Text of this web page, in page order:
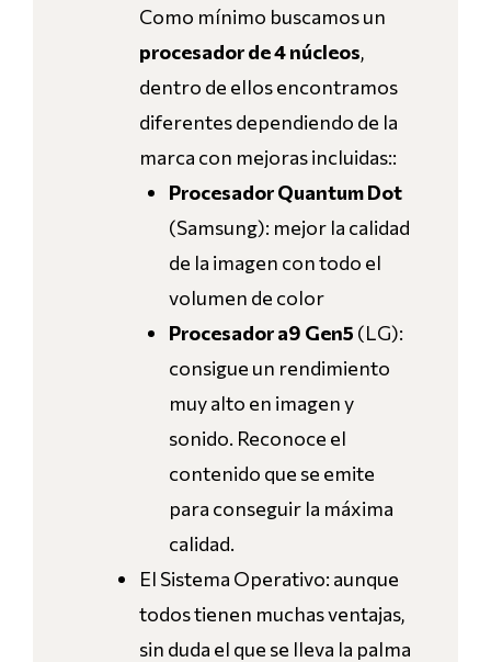
Como mínimo buscamos un
procesador de 4 núcleos,
dentro de ellos encontramos
diferentes dependiendo de la
marca con mejoras incluidas::
Procesador Quantum Dot
(Samsung): mejor la calidad
de la imagen con todo el
volumen de color
Procesador a9 Gen5 (LG):
consigue un rendimiento
muy alto en imagen y
sonido. Reconoce el
contenido que se emite
para conseguir la máxima
calidad.
El Sistema Operativo: aunque
todos tienen muchas ventajas,
sin duda el que se lleva la palma